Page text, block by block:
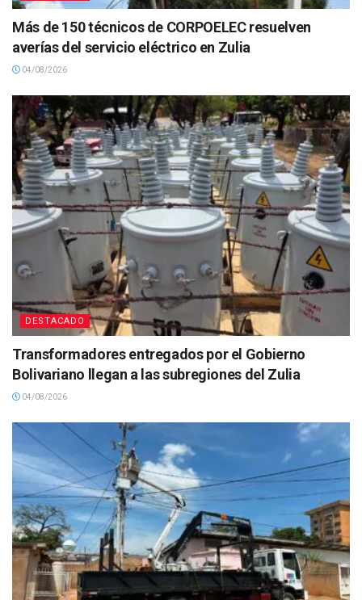
Más de 150 técnicos de CORPOELEC resuelven
averías del servicio eléctrico en Zulia
04/08/2026
DESTACADO
Transformadores entregados por el Gobierno
Bolivariano llegan a las subregiones del Zulia
04/08/2026